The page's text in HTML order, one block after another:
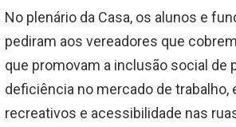
No plenário da Casa, os alunos e
pediram aos vereadores que
que promovam a inclusão social de
deficiência no mercado de trabalho,
recreativos e acessibilidade nas